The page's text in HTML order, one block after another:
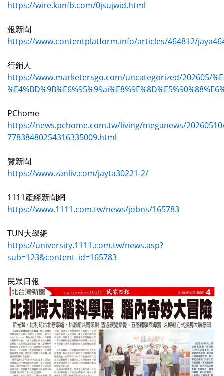
https://wire.kanfb.com/0jsujwid.html
報新聞
https://www.contentplatform.info/articles/464812/
行銷人
https://www.marketersgo.com/uncategorized/202605/
PChome
https://news.pchome.com.tw/living/meganews/
77838480254316335009.html
贊新聞
https://www.zanliv.com/jayta30221-2/
1111產經新聞網
https://www.1111.com.tw/news/jobns/165783
TUN大學網
https://university.1111.com.tw/news.asp?
sub=123&content_id=165783
民眾日報